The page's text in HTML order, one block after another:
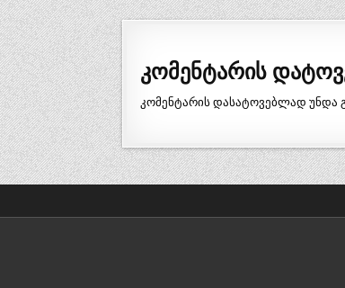
კომენტარის
კომენტარის დასატოვებლად უნდა